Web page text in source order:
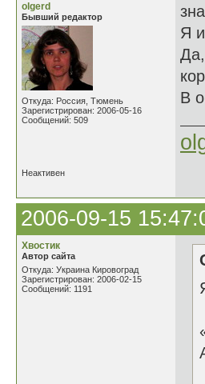
olgerd
Бывший редактор
Откуда: Россия, Тюмень
Зарегистрирован: 2006-05-16
Сообщений: 509
Я
В
Неактивен
2006-09-15
Хвостик
Автор сайта
Откуда: Украина Кировоград
Зарегистрирован: 2006-02-15
Сообщений: 1191